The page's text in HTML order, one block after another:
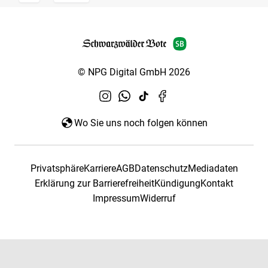
© NPG Digital GmbH 2026
Wo Sie uns noch folgen können
PrivatsphäreKarriereAGBDatenschutzMediadaten
Erklärung zur BarrierefreiheitKündigungKontakt
ImpressumWiderruf